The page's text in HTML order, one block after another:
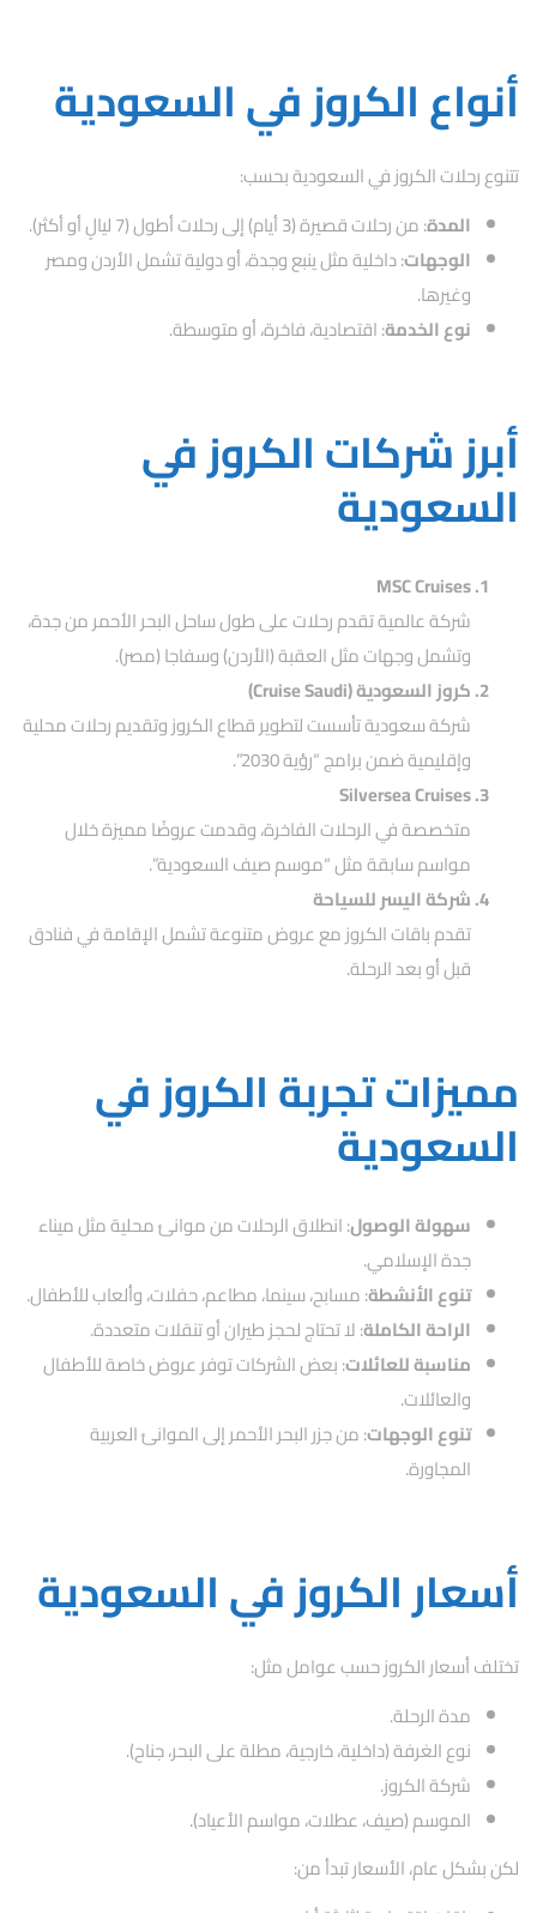
أنواع الكروز في السعودية
تتنوع رحلات الكروز في السعودية بحسب:
المدة: من رحلات قصيرة (3 أيام) إلى رحلات أطول (7 ليالٍ أو أكثر).
الوجهات: داخلية مثل ينبع وجدة، أو دولية تشمل الأردن ومصر
وغيرها.
نوع الخدمة: اقتصادية، فاخرة، أو متوسطة.
أبرز شركات الكروز في
السعودية
MSC Cruises
شركة عالمية تقدم رحلات على طول ساحل البحر الأحمر من جدة،
وتشمل وجهات مثل العقبة (الأردن) وسفاجا (مصر).
كروز السعودية (Cruise Saudi)
شركة سعودية تأسست لتطوير قطاع الكروز وتقديم رحلات محلية
وإقليمية ضمن برامج “رؤية 2030”.
Silversea Cruises
متخصصة في الرحلات الفاخرة، وقدمت عروضًا مميزة خلال
مواسم سابقة مثل “موسم صيف السعودية”.
شركة اليسر للسياحة
تقدم باقات الكروز مع عروض متنوعة تشمل الإقامة في فنادق
قبل أو بعد الرحلة.
مميزات تجربة الكروز في
السعودية
سهولة الوصول: انطلاق الرحلات من موانئ محلية مثل ميناء
جدة الإسلامي.
تنوع الأنشطة: مسابح، سينما، مطاعم، حفلات، وألعاب للأطفال.
الراحة الكاملة: لا تحتاج لحجز طيران أو تنقلات متعددة.
مناسبة للعائلات: بعض الشركات توفر عروض خاصة للأطفال
والعائلات.
تنوع الوجهات: من جزر البحر الأحمر إلى الموانئ العربية
المجاورة.
أسعار الكروز في السعودية
تختلف أسعار الكروز حسب عوامل مثل:
مدة الرحلة.
نوع الغرفة (داخلية، خارجية، مطلة على البحر، جناح).
شركة الكروز.
الموسم (صيف، عطلات، مواسم الأعياد).
لكن بشكل عام، الأسعار تبدأ من: